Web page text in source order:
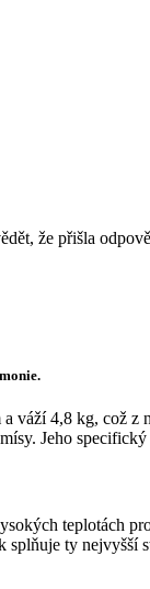
že přišla
váží 4,8 kg, což
Jeho
teplotách
splňuje ty nejvyšší